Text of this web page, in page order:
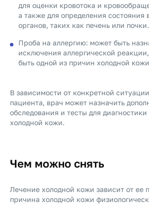
для оценки кровотока и
а также для определения состояния
органов, таких как печень или почки.
Проба на аллергию: может быть
исключения аллергической
быть одной из причин холодной
В зависимости от конкретной
пациента, врач может назначить
обследования и тесты для
холодной кожи.
Чем можно снять
Лечение холодной кожи зависит от ее
причина холодной кожи